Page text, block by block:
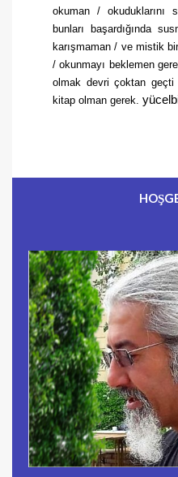
okuman / okuduklarını
bunları başardığında
karışmaman / ve mistik
/ okunmayı beklemen
olmak devri çoktan geçti
kitap olman gerek.